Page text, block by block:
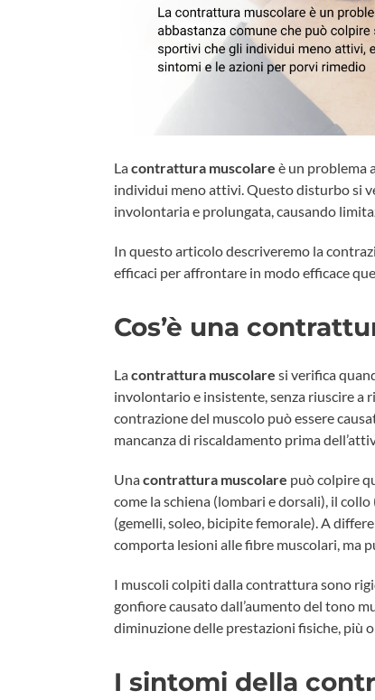
Lacontrattura muscolare è un problema
individui meno attivi. Questo disturbo si
involontaria e prolungata, causando
In questo articolo descriveremo la
efficaci per affrontare in modo efficace
Cos’è una
Lacontrattura muscolare si verifica
involontario e insistente, senza riuscire a
contrazione del muscolo può essere
mancanza di riscaldamento prima
Unacontrattura muscolare può colpire
come la schiena (lombari e dorsali), il
(gemelli, soleo, bicipite femorale). A
comporta lesioni alle fibre muscolari, ma
I muscoli colpiti dalla contrattura sono
gonfiore causato dall’aumento del tono
diminuzione delle prestazioni fisiche, più
I sintomi della